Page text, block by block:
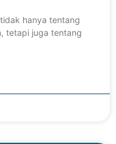
hanya tentang
tetapi juga tentang